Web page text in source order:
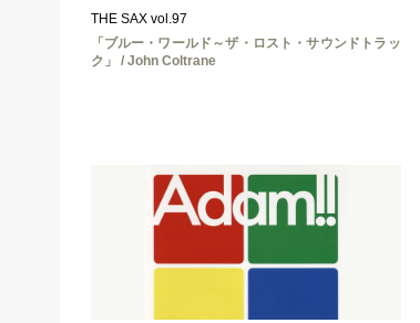
THE SAX vol.97
「ブルー・ワールド～ザ・ロスト・サウンドトラッ
ク」 / John Coltrane